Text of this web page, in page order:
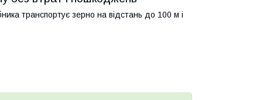
транспортує зерно на відстань до 100 м і